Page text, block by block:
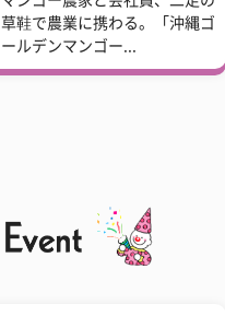
草鞋で農業に携わる。「沖縄ゴ
ールデンマンゴー...